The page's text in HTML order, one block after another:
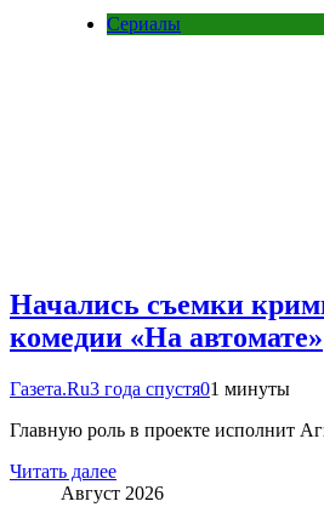
Сериалы
Начались съемки
комедии «На автомате»
Газета.Ru3 года спустя01 минуты
Главную роль в проекте исполнит
Читать далее
Август 2026